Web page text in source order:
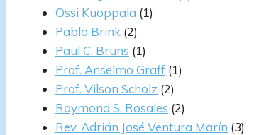
Ossi Kuoppala (1)
Pablo Brink (2)
Paul C. Bruns (1)
Prof. Anselmo Graff (1)
Prof. Vilson Scholz (2)
Raymond S. Rosales (2)
Rev. Adrián José Ventura Marín (3)